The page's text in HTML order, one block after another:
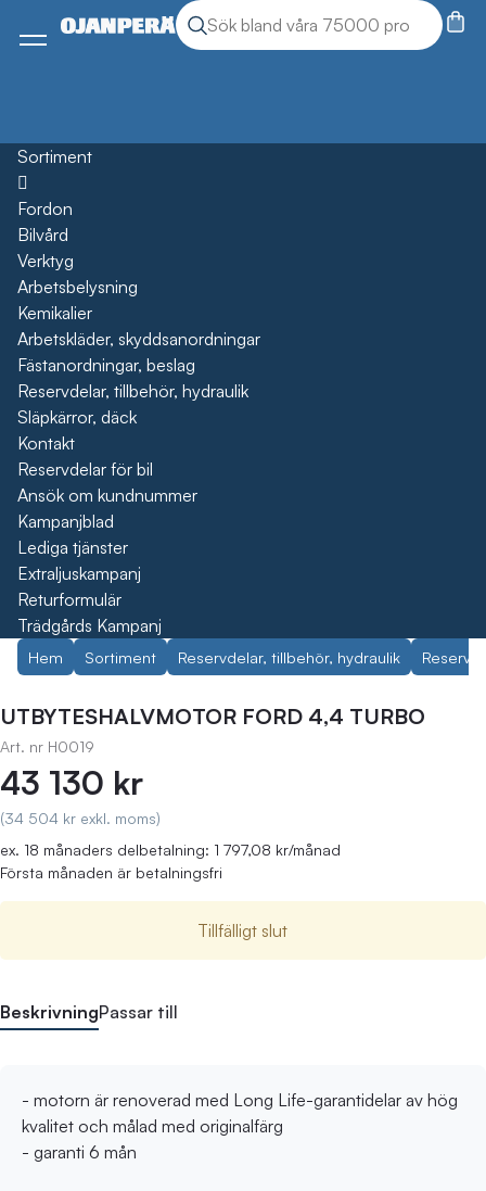
Sök produkter
Sök
Meny
Sortiment
Öppna
Fordon
Bilvård
Verktyg
Arbetsbelysning
Kemikalier
Arbetskläder, skyddsanordningar
Fästanordningar, beslag
Reservdelar, tillbehör, hydraulik
Släpkärror, däck
Kontakt
Reservdelar för bil
Ansök om kundnummer
Kampanjblad
Lediga tjänster
Extraljuskampanj
Returformulär
Trädgårds Kampanj
Hem Sortiment Reservdelar, tillbehör, hydraulik
UTBYTESHALVMOTOR FORD 4,4 TURBO
Art. nr H0019
43 130 kr
(34 504 kr exkl. moms)
ex. 18 månaders delbetalning: 1 797,08 kr/månad
Första månaden är betalningsfri
Tillfälligt slut
BeskrivningPassar till
- motorn är renoverad med Long Life-garantidelar av hög
kvalitet och målad med originalfärg
- garanti 6 mån